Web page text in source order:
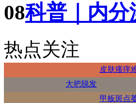
08科普｜内
热点关注
皮肤瘙痒
大把脱发
甲板斑点